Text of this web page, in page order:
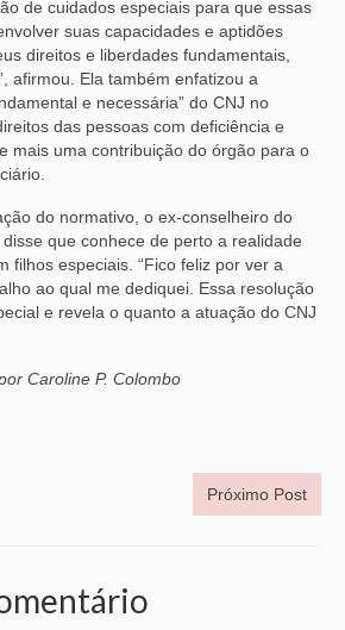
E INCLUSÃO
DA INFORMAÇÃO
de cuidados especiais para que essas
suas capacidades e aptidões
direitos e liberdades fundamentais,
afirmou. Ela também enfatizou a
e necessária” do CNJ no
das pessoas com deficiência e
mais uma contribuição do órgão para o
do normativo, o ex-conselheiro do
que conhece de perto a realidade
filhos especiais. “Fico feliz por ver a
ao qual me dediquei. Essa resolução
e revela o quanto a atuação do CNJ
Caroline P. Colombo
Próximo Post